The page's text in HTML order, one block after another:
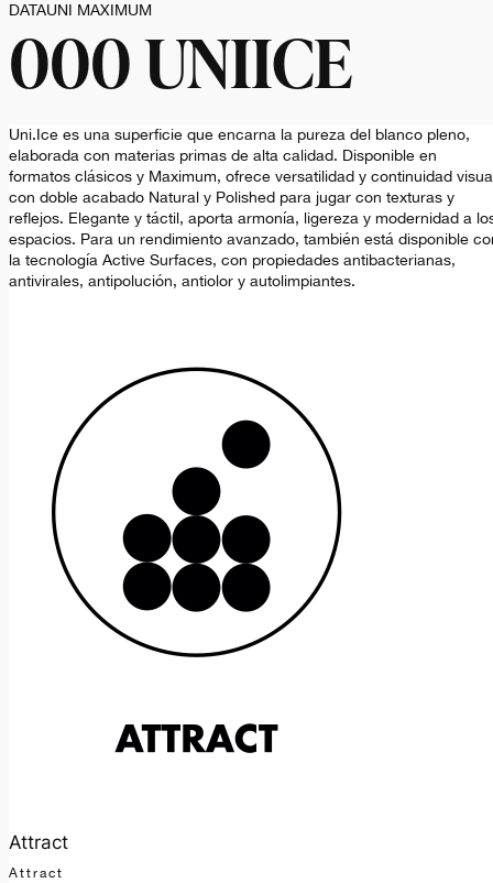
DATAUNI MAXIMUM
000 UNIICE
Uni.Ice es una superficie que encarna la pureza del blanco pleno,
elaborada con materias primas de alta calidad. Disponible en
formatos clásicos y Maximum, ofrece versatilidad y continuidad
con doble acabado Natural y Polished para jugar con texturas y
reflejos. Elegante y táctil, aporta armonía, ligereza y modernidad a
espacios. Para un rendimiento avanzado, también está disponible
la tecnología Active Surfaces, con propiedades antibacterianas,
antivirales, antipolución, antiolor y autolimpiantes.
Attract
Attract